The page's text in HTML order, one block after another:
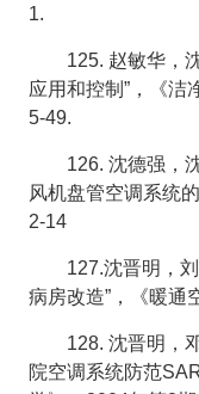
1.
125. 赵敏华，
应用和控制”，《洁
5-49.
126. 沈德强，
风机盘管空调系统
2-14
127.沈晋明，
病房改造”，《暖通
128. 沈晋明，
院空调系统防范